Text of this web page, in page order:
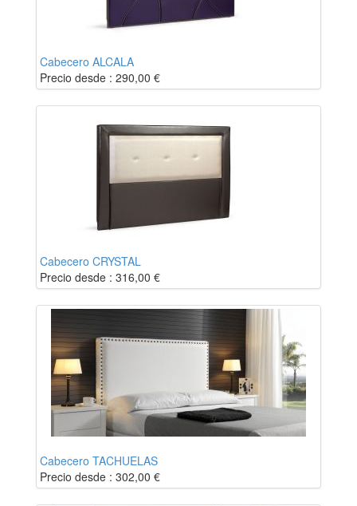
Cabecero ALCALA
Precio desde : 290,00 €
Cabecero CRYSTAL
Precio desde : 316,00 €
Cabecero TACHUELAS
Precio desde : 302,00 €